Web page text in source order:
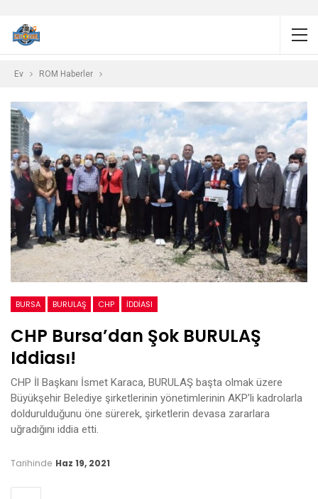
Ev ROM Haberler
BURSA BURULAŞ CHP IDDIASI
CHP Bursa’dan Şok BURULAŞ
Iddiası!
CHP İl Başkanı İsmet Karaca, BURULAŞ başta olmak üzere
Büyükşehir Belediye şirketlerinin yönetimlerinin AKP’li kadrolarla
doldurulduğunu öne sürerek, şirketlerin devasa zararlara
uğradığını iddia etti.
Tarihinde Haz 19, 2021